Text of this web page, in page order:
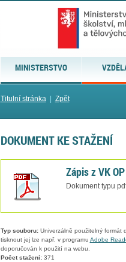
MINISTERSTVO
Titulní stránka| Zpět
DOKUMENT KE STAŽENÍ
Zápis z VK
Dokument typu
Typ souboru:Univerzálně použitelný formát
tisknout jej lze např. v programu Adobe
doporučován k použití na webu.
Počet stažení:371